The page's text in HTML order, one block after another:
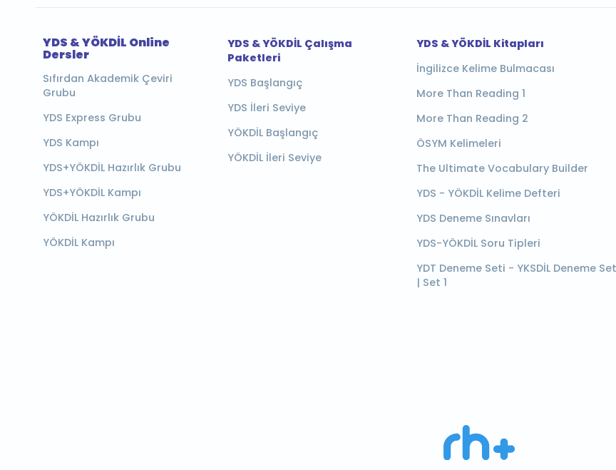
YDS & YÖKDİL Online
Dersler
Sıfırdan Akademik Çeviri
Grubu
YDS Express Grubu
YDS Kampı
YDS+YÖKDİL Hazırlık Grubu
YDS+YÖKDİL Kampı
YÖKDİL Hazırlık Grubu
YÖKDİL Kampı
YDS & YÖKDİL Çalışma
Paketleri
YDS Başlangıç
YDS İleri Seviye
YÖKDİL Başlangıç
YÖKDİL İleri Seviye
YDS & YÖKDİL Kitapları
İngilizce Kelime Bulmacası
More Than Reading 1
More Than Reading 2
ÖSYM Kelimeleri
The Ultimate Vocabulary Builder
YDS - YÖKDİL Kelime Defteri
YDS Deneme Sınavları
YDS-YÖKDİL Soru Tipleri
YDT Deneme Seti - YKSDİL Deneme
| Set 1